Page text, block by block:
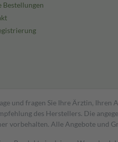
Bestellungen
und fragen Sie Ihre Ärztin,
des Herstellers. Die
vorbehalten. Alle Angebote und